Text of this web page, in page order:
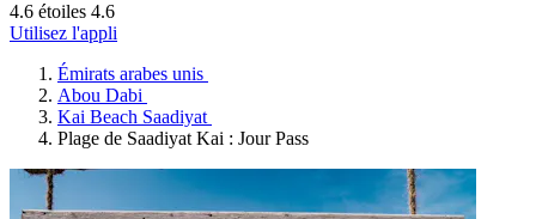
4.6 étoiles 4.6
Utilisez l'appli
Émirats arabes unis
Abou Dabi
Kai Beach Saadiyat
Plage de Saadiyat Kai : Jour Pass